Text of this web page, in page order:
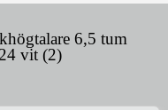
6,5 tum
vit (2)